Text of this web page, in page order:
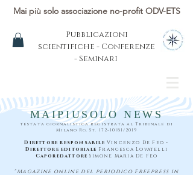
Mai più solo associazione no-profit ODV-ETS
Pubblicazioni
scientifiche - Conferenze
- Seminari
MAIPIUSOLO NEWS
testata giornalistica registrata al Tribunale di
Milano Rg. St. 172-10181 /2019
Direttore responsabile Vincenzo De Feo -
Direttore editoriale Francesca Lovatelli
Caporedattore Simone Maria De Feo
"Magazine online del periodico Freepress in